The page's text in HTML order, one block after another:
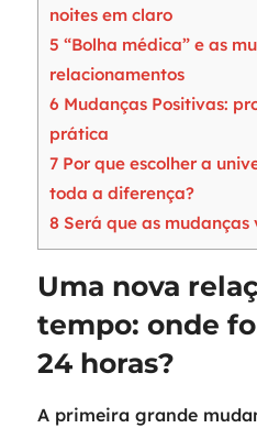
noites em claro
5 “Bolha médica” e as
relacionamentos
6 Mudanças Positivas:
prática
7Por que escolher a
toda a diferença?
8 Será que as mudanças
Uma nova
tempo: onde
24 horas?
A primeira grande